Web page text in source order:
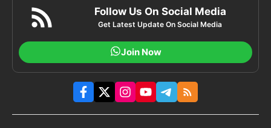
Follow Us On Social Media
Get Latest Update On Social Media
Join Now